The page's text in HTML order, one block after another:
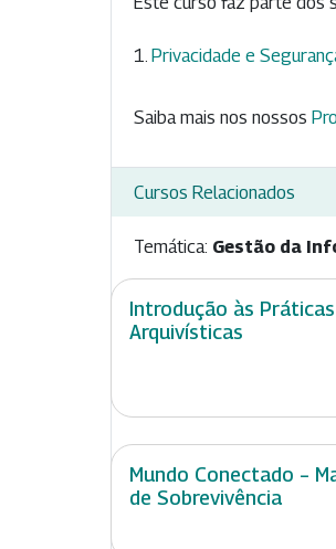
Privacidade e
Saiba mais nos nossos
Cursos Relacionados
Temática: Gestão da
Introdução às Práticas
Arquivísticas
Mundo Conectado –
de Sobrevivência